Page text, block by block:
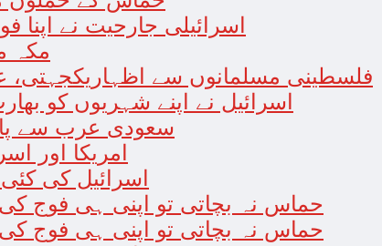
اسرائیلی جارحیت نے
مکہ
فلسطینی مسلمانوں سے
اسرائیل نے اپنے شہریوں کو
سعودی عرب سے
امریکا اور
اسرائیل کی
حماس نہ بچاتی تو اپنی ہی فوج کی
حماس نہ بچاتی تو اپنی ہی فوج کی